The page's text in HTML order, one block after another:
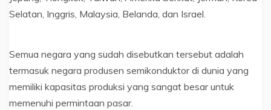
Selatan, Inggris, Malaysia, Belanda, dan Israel.
Semua negara yang sudah disebutkan tersebut adalah
termasuk negara produsen semikonduktor di dunia yang
memiliki kapasitas produksi yang sangat besar untuk
memenuhi permintaan pasar.